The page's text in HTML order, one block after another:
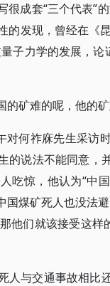
成套“三个代表”
发现，曾经在《
子力学的发展，
矿难的呢，他的
对何祚庥先生采
的说法不能同意，
吃惊，他认为“中
国煤矿死人也没法
他们就该接受这
人与交通事故相比